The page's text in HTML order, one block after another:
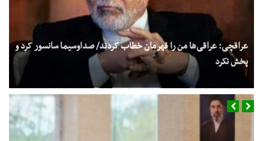
عراقچی: عراقی‌ها من را قهرمان خطاب کردند/ صداوسیما سانسور کرد و
پخش نکرد